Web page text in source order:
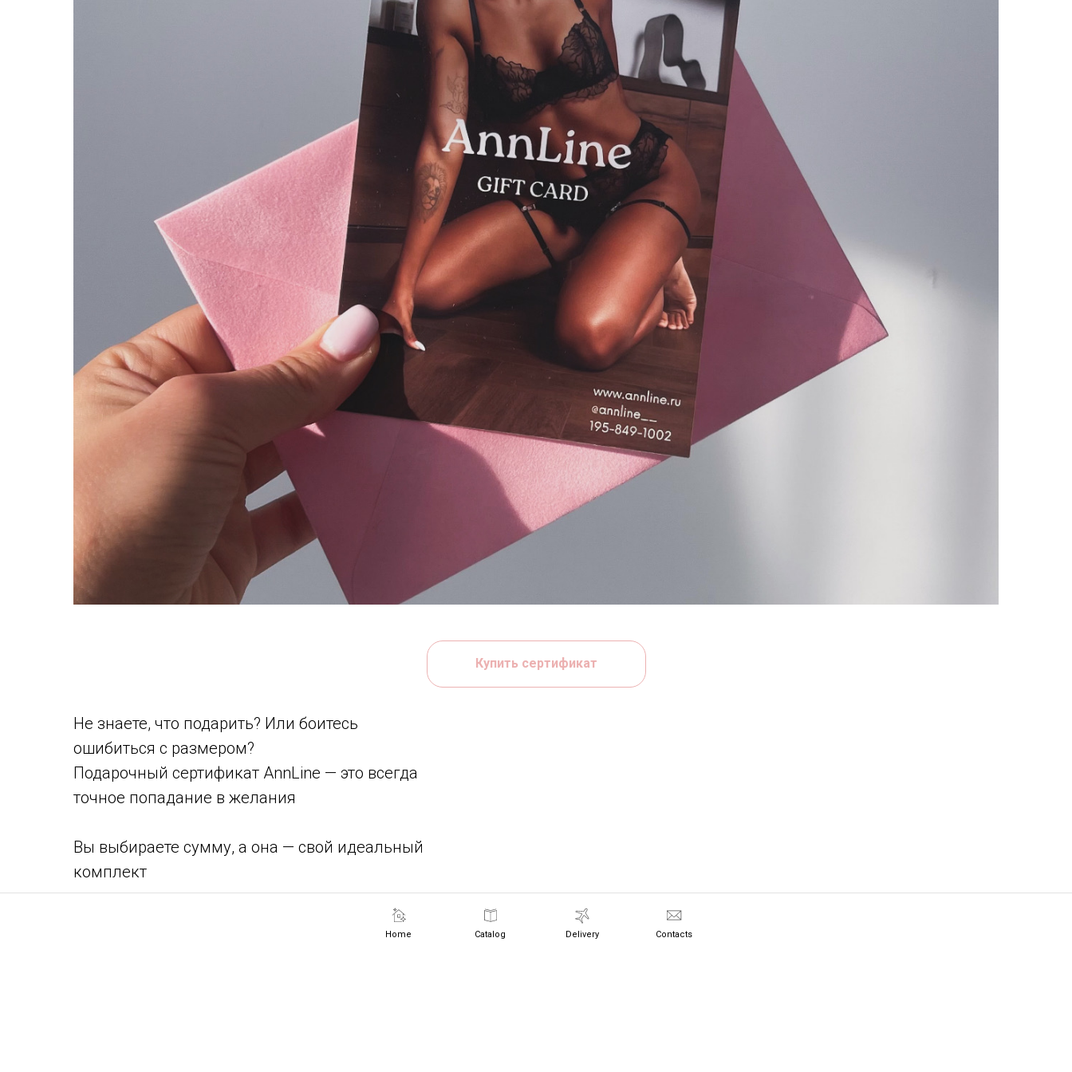
Купить сертификат
Не знаете, что подарить? Или боитесь
ошибиться с размером?
Подарочный сертификат AnnLine — это всегда
точное попадание в желания
Вы выбираете сумму, а она — свой идеальный
комплект
Сертификаты доступны на сумму от 3 000₽
Home Catalog Delivery Contacts